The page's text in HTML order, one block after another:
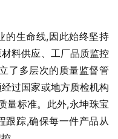
的生命线,因此始终坚持
料供应、工厂品质监控
了多层次的质量监督管
过国家或地方质检机构
量标准。此外,永坤珠宝
跟踪,确保每一件产品从